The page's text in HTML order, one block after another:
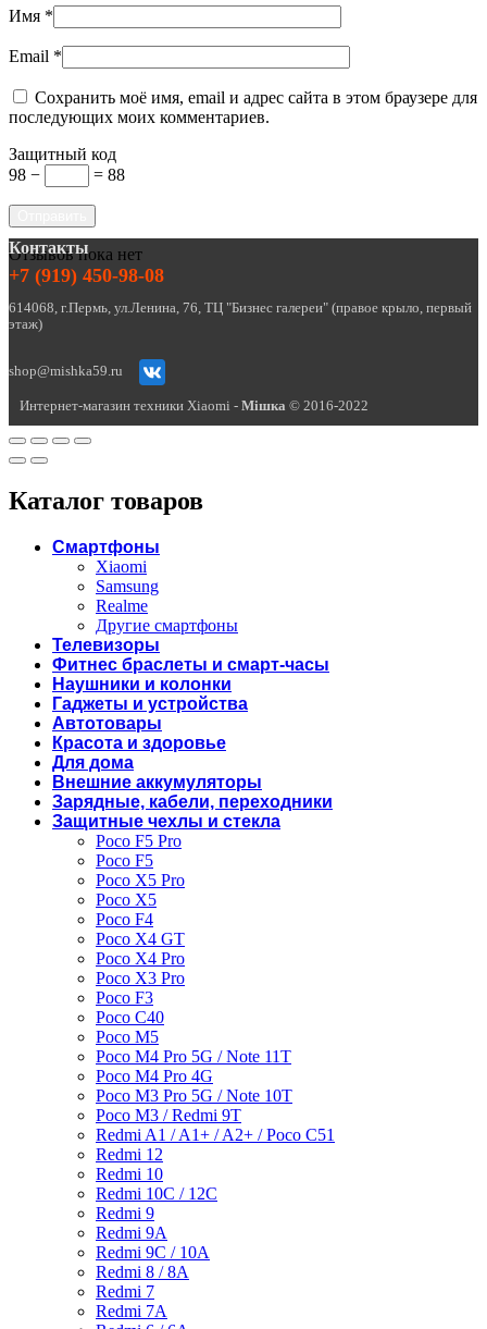
Имя *
Email *
Сохранить моё имя, email и адрес сайта в этом браузере для
последующих моих комментариев.
Защитный код
98 −
= 88
Отзывов пока нет
Контакты
+7 (919) 450-98-08
614068, г.Пермь, ул.Ленина, 76, ТЦ "Бизнес галереи" (правое крыло, первый
этаж)
shop@mishka59.ru
Интернет-магазин техники Xiaomi - Miшка © 2016-2022
Каталог товаров
Смартфоны
Xiaomi
Samsung
Realme
Другие смартфоны
Телевизоры
Фитнес браслеты и смарт-часы
Наушники и колонки
Гаджеты и устройства
Автотовары
Красота и здоровье
Для дома
Внешние аккумуляторы
Зарядные, кабели, переходники
Защитные чехлы и стекла
Poco F5 Pro
Poco F5
Poco X5 Pro
Poco X5
Poco F4
Poco X4 GT
Poco X4 Pro
Poco X3 Pro
Poco F3
Poco C40
Poco M5
Poco M4 Pro 5G / Note 11T
Poco M4 Pro 4G
Poco M3 Pro 5G / Note 10T
Poco M3 / Redmi 9T
Redmi A1 / A1+ / A2+ / Poco C51
Redmi 12
Redmi 10
Redmi 10C / 12C
Redmi 9
Redmi 9A
Redmi 9C / 10A
Redmi 8 / 8A
Redmi 7
Redmi 7A